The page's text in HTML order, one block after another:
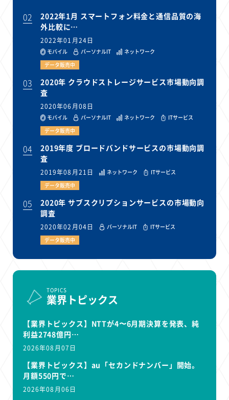
02
2022年1月 スマートフォン料金と通信品質の海
外比較に…
2022年01月24日
モバイル パーソナルIT
ネットワーク
データ販売中
03
2020年 クラウドストレージサービス市場動向調
査
2020年06月08日
モバイル パーソナルIT ネットワーク
ITサービス
データ販売中
04
2019年度 ブロードバンドサービスの市場動向調
査
2019年08月21日 ネットワーク
ITサービス
データ販売中
05
2020年 サブスクリプションサービスの市場動向
調査
2020年02月04日 パーソナルIT
ITサービス
データ販売中
TOPICS
業界トピックス
【業界トピックス】NTTが4〜6月期決算を発表、純
利益2748億円…
2026年08月07日
【業界トピックス】au「セカンドナンバー」開始。
月額550円で…
2026年08月06日